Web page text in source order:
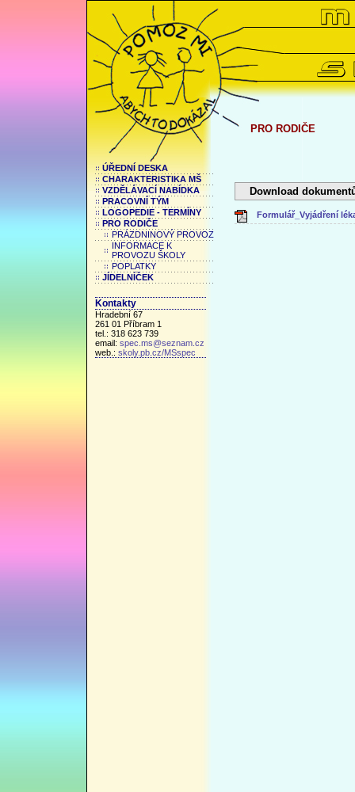
ÚŘEDNÍ DESKA
CHARAKTERISTIKA MŠ
VZDĚLÁVACÍ NABÍDKA
PRACOVNÍ TÝM
LOGOPEDIE - TERMÍNY
PRO RODIČE
PRÁZDNINOVÝ PROVOZ
INFORMACE K
PROVOZU ŠKOLY
POPLATKY
JÍDELNÍČEK
Kontakty
Hradební 67
261 01 Příbram 1
tel.: 318 623 739
email: spec.ms@seznam.cz
web.: skoly.pb.cz/MSspec
PRO RODIČE
Download
Formulář_Vyjádření